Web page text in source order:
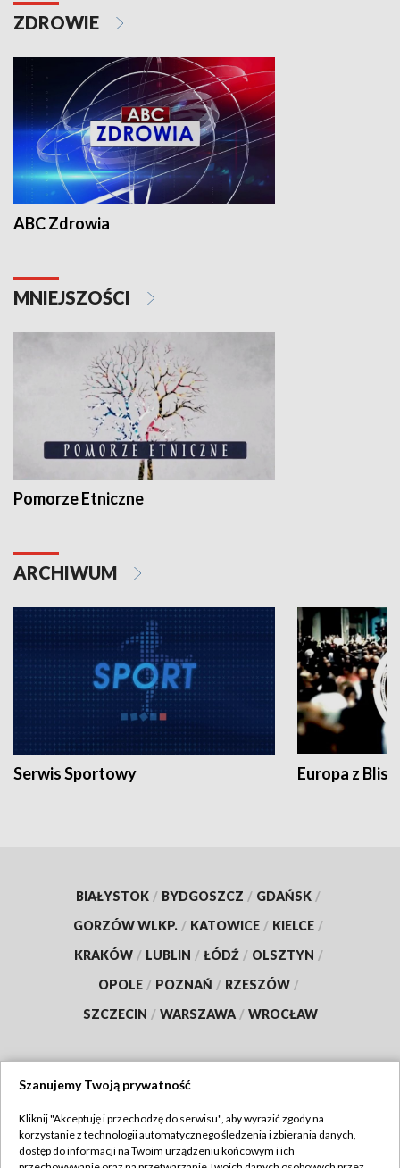
ZDROWIE
ABC Zdrowia
MNIEJSZOŚCI
Pomorze Etniczne
ARCHIWUM
Serwis Sportowy Europa z
BIAŁYSTOK / BYDGOSZCZ / GDAŃSK /
GORZÓW WLKP. / KATOWICE / KIELCE /
KRAKÓW / LUBLIN / ŁÓDŹ / OLSZTYN /
OPOLE / POZNAŃ / RZESZÓW /
SZCZECIN / WARSZAWA / WROCŁAW
TVP
Szanujemy Twoją prywatność
Kliknij "Akceptuję i przechodzę do serwisu", aby wyrazić zgody na
korzystanie z technologii automatycznego śledzenia i zbierania danych,
dostęp do informacji na Twoim urządzeniu końcowym i ich